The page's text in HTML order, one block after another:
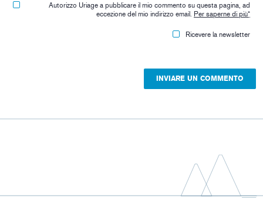
Autorizzo Uriage a pubblicare il mio commento su questa pagina, ad
eccezione del mio indirizzo email. Per saperne di più*
Ricevere la newsletter